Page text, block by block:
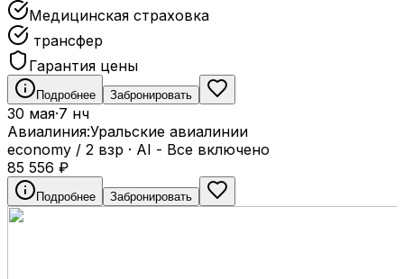
Медицинская страховка
трансфер
Гарантия цены
Подробнее Забронировать
30 мая·7 нч
Авиалиния:Уральские авиалинии
economy / 2 взр · AI - Все включено
85 556 ₽
Подробнее Забронировать